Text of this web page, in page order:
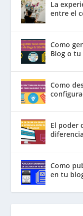
La
entre el
Como
Blog o tu
Como
El poder
Como
en tu